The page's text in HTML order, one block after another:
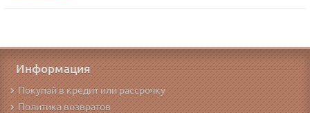
Информация
Покупай в кредит или рассрочку
Политика возвратов